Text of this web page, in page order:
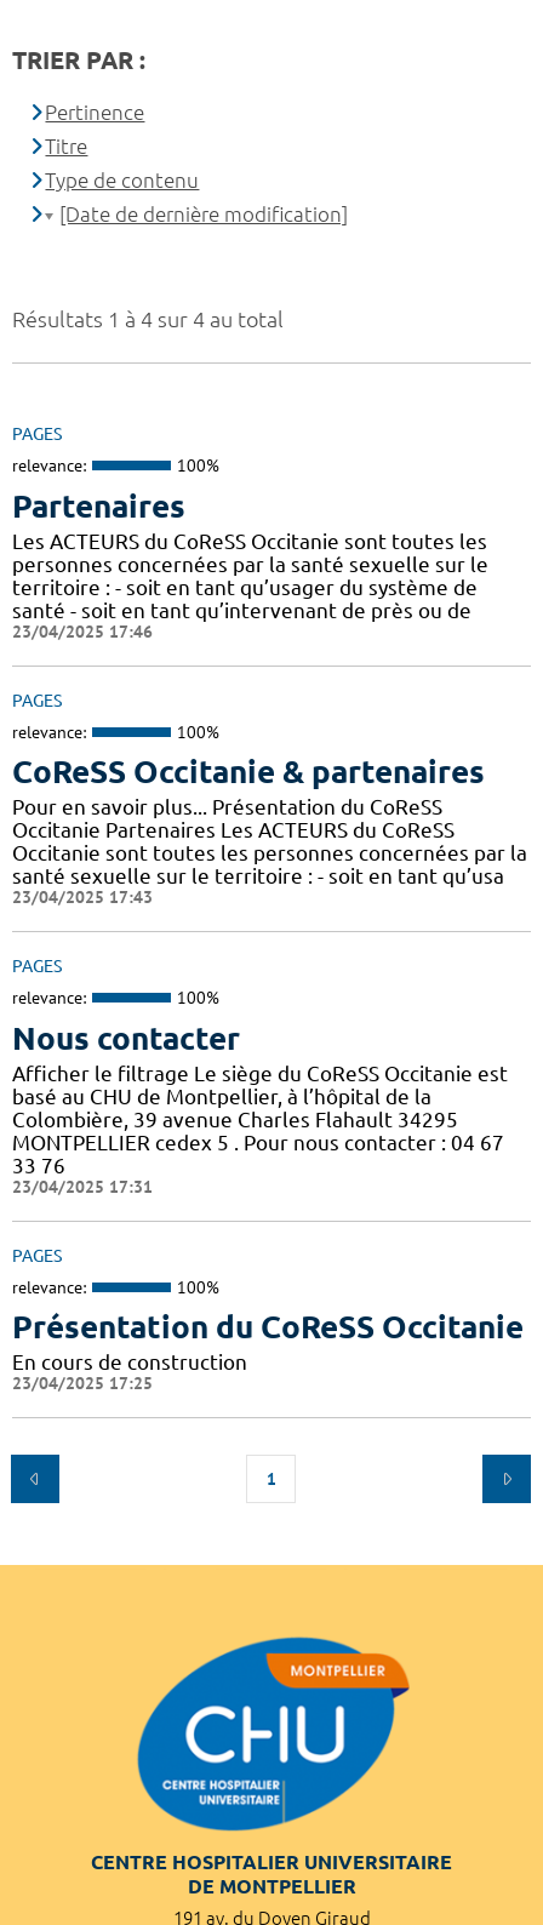
Résultats 1 à 4 sur 4 au total
PAGES
relevance: 100%
Partenaires
Les ACTEURS du CoReSS Occitanie sont toutes les
personnes concernées par la santé sexuelle sur le
territoire : - soit en tant qu’usager du système de
santé - soit en tant qu’intervenant de près ou de
23/04/2025 17:46
PAGES
relevance: 100%
CoReSS Occitanie & partenaires
Pour en savoir plus... Présentation du CoReSS
Occitanie Partenaires Les ACTEURS du CoReSS
Occitanie sont toutes les personnes concernées par la
santé sexuelle sur le territoire : - soit en tant qu’usa
23/04/2025 17:43
PAGES
relevance: 100%
Nous contacter
Afficher le filtrage Le siège du CoReSS Occitanie est
basé au CHU de Montpellier, à l’hôpital de la
Colombière, 39 avenue Charles Flahault 34295
MONTPELLIER cedex 5 . Pour nous contacter : 04 67
33 76
23/04/2025 17:31
PAGES
relevance: 100%
Présentation du CoReSS Occitanie
En cours de construction
23/04/2025 17:25
1
TRIER PAR :
Pertinence
Titre
Type de contenu
[Date de dernière modification]
CENTRE HOSPITALIER UNIVERSITAIRE
DE MONTPELLIER
191 av. du Doyen Giraud